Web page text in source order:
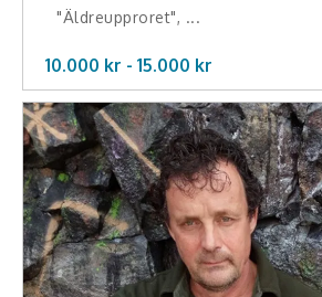
Kända musiker
Alla talare
Alla ämnen
"Äldreupproret", ...
10.000 kr - 15.000 kr